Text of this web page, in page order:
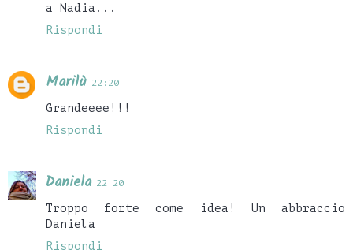
a Nadia...
Rispondi
Marilù 22:20
Grandeeee!!!
Rispondi
Daniela 22:20
Troppo forte come idea! Un abbraccio
Daniela
Rispondi